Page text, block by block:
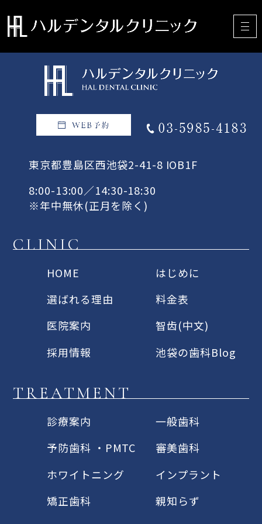
東京都豊島区西池袋2-41-8 IOB1F
8:00-13:00／14:30-18:30
※年中無休(正月を除く)
CLINIC
HOME
はじめに
選ばれる理由
料金表
医院案内
智齿(中文)
採用情報
池袋の歯科Blog
TREATMENT
診療案内
一般歯科
予防歯科 ・PMTC
審美歯科
ホワイトニング
インプラント
矯正歯科
親知らず